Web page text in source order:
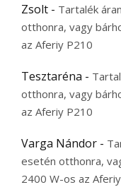
Zsolt - Tartalék
otthonra, vagy
az Aferiy P210
Tesztaréna -
otthonra, vagy
az Aferiy P210
Varga Nándor -
esetén otthonra,
2400 W-os az